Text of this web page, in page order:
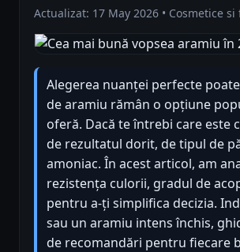
Actualizat: 17 May 2026 • Cosmetice
Alegerea nuanței perfecte
de aramiu rămân o opțiune
oferă. Dacă te întrebi care este
de rezultatul dorit, de tipul de
amoniac. În acest articol, am
rezistența culorii, gradul de
pentru a-ți simplifica decizia.
sau un aramiu intens închis,
de recomandări pentru fiecare